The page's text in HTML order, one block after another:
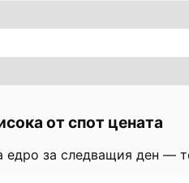
от спот цената
едро за следващия ден —